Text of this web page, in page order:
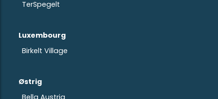
TerSpegelt
Luxembourg
Birkelt Village
Østrig
Bella Austria